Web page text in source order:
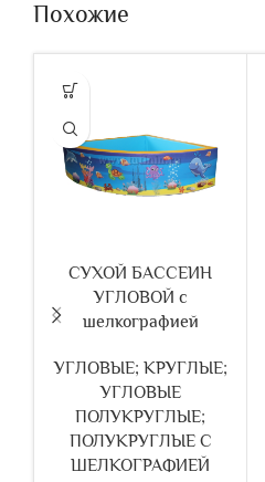
Похожие
СУХОЙ БАССЕИН
УГЛОВОЙ с
шелкографией
УГЛОВЫЕ; КРУГЛЫЕ;
УГЛОВЫЕ
ПОЛУКРУГЛЫЕ;
ПОЛУКРУГЛЫЕ С
ШЕЛКОГРАФИЕЙ